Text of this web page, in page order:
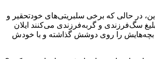
در حالی که برخی سلبریتی‌های خودتحقیر و
سگ‌فرزندی و گربه‌فرزندی می‌کنند ایلان
را روی دوشش گذاشته و با خودش